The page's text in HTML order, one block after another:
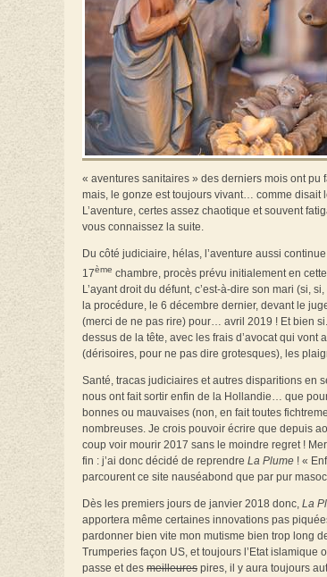
« aventures sanitaires » des derniers mois ont pu
mais, le gonze est toujours vivant… comme disait
L’aventure, certes assez chaotique et souvent
vous connaissez la suite.
Du côté judiciaire, hélas, l’aventure aussi
17ème chambre, procès prévu initialement en
L’ayant droit du défunt, c’est-à-dire son mari (si,
la procédure, le 6 décembre dernier, devant le
(merci de ne pas rire) pour… avril 2019 ! Et bien
dessus de la tête, avec les frais d’avocat qui
(dérisoires, pour ne pas dire grotesques), les
Santé, tracas judiciaires et autres disparitions en
nous ont fait sortir enfin de la Hollandie… que
bonnes ou mauvaises (non, en fait toutes
nombreuses. Je crois pouvoir écrire que depuis
coup voir mourir 2017 sans le moindre regret !
fin : j’ai donc décidé de reprendre La Plume ! «
parcourent ce site nauséabond que par pur
Dès les premiers jours de janvier 2018 donc, La
apportera même certaines innovations pas
pardonner bien vite mon mutisme bien trop long
Trumperies façon US, et toujours l’Etat islamique
passe et des meilleures pires, il y aura toujours